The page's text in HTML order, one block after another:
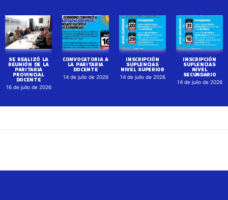
SE REALIZÓ LA
REUNIÓN DE LA
PARITARIA
PROVINCIAL
DOCENTE
16 de julio de 2026
CONVOCATORIA A
LA PARITARIA
DOCENTE
14 de julio de 2026
INSCRIPCIÓN
SUPLENCIAS
NIVEL SUPERIOR
14 de julio de 2026
INSCRIPCIÓN
SUPLENCIAS
NIVEL
SECUNDARIO
14 de julio de 2026